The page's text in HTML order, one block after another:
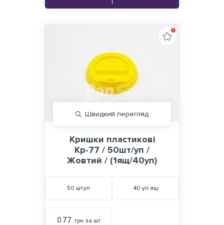
Швидкий перегляд
Кришки пластикові
Кр-77 / 50шт/уп /
Жовтий / (1ящ/40уп)
50 шт.уп 40 уп.ящ
0.77 грн за шт